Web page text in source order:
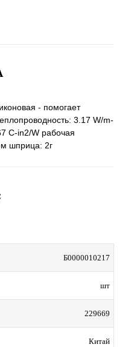
- помогает
3.17 W/m-
С-in2/W рабочая
шприца: 2г
Б0000010217
шт
229669
Китай